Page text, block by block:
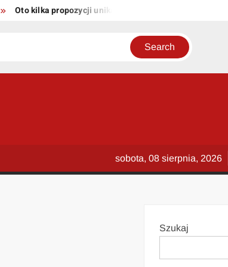
Oto kilka propozycji unikalnych tytułów zachowujących
sobota, 08 sierpnia, 2026
Szukaj